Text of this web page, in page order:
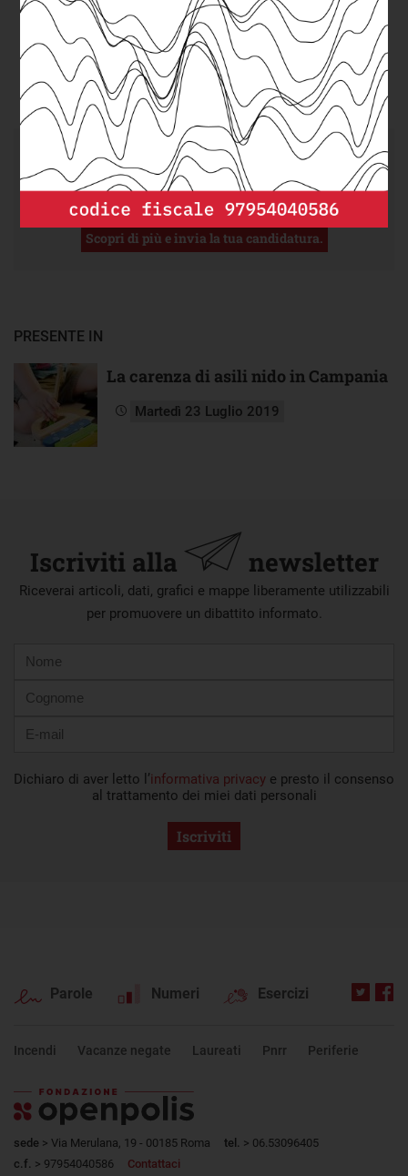
Dove:Salerno
DEPP cerca un/a Senior DevOps/Cloud
Engineerda integrare nel suo team.
Scopri di più e invia la tua candidatura.
PRESENTE IN
La carenza di asili nido in Campania
Martedì 23 Luglio 2019
Iscriviti alla newsletter
Riceverai articoli, dati, grafici e mappe liberamente utilizzabili
per promuovere un dibattito informato.
mail
Dichiaro di aver letto l’informativa privacy e presto il consenso
al trattamento dei miei dati personali
Iscriviti
Parole Numeri Esercizi
Incendi Vacanze negate Laureati Pnrr Periferie
sede > Via Merulana, 19 - 00185 Roma tel.
> 06.53096405
c.f. > 97954040586 Contattaci